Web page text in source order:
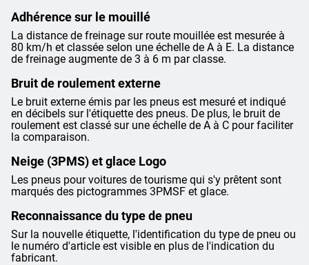
Adhérence sur le mouillé
La distance de freinage sur route mouillée est mesurée à
80 km/h et classée selon une échelle de A à E. La distance
de freinage augmente de 3 à 6 m par classe.
Bruit de roulement externe
Le bruit externe émis par les pneus est mesuré et indiqué
en décibels sur l'étiquette des pneus. De plus, le bruit de
roulement est classé sur une échelle de A à C pour faciliter
la comparaison.
Neige (3PMS) et glace Logo
Les pneus pour voitures de tourisme qui s'y prêtent sont
marqués des pictogrammes 3PMSF et glace.
Reconnaissance du type de pneu
Sur la nouvelle étiquette, l'identification du type de pneu ou
le numéro d'article est visible en plus de l'indication du
fabricant.